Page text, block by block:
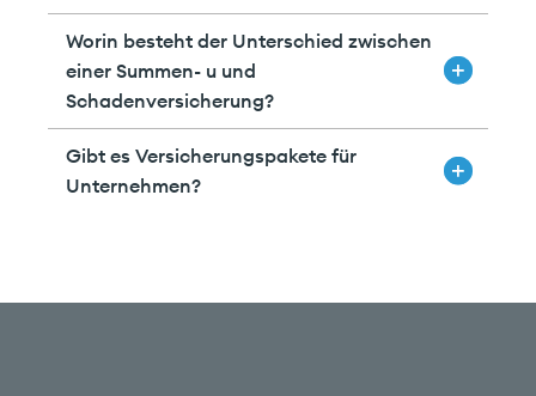
Worin besteht der Unterschied zwischen
einer Summen- u und
Schadenversicherung?
Gibt es Versicherungspakete für
Unternehmen?